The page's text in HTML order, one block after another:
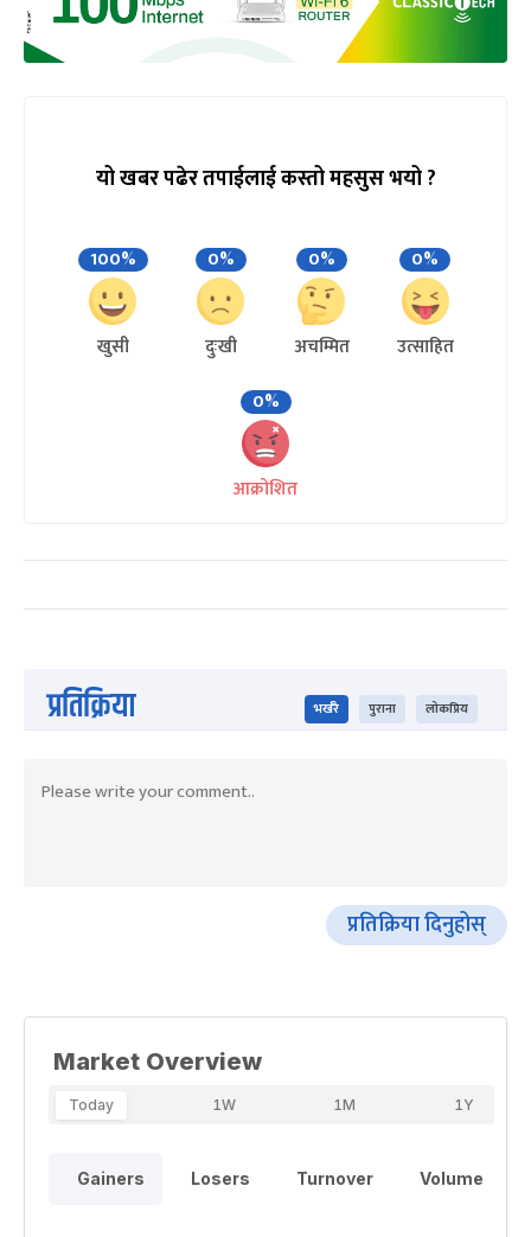
यो खबर पढेर तपाईलाई कस्तो महसुस भयो ?
100%
खुसी
0%
दुःखी
0%
अचम्मित
0%
उत्साहित
0%
आक्रोशित
प्रतिक्रिया भर्खरै पुराना लोकप्रिय
प्रतिक्रिया दिनुहोस्